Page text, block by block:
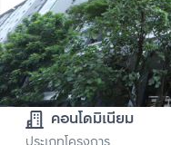
คอนโดมิเนียม